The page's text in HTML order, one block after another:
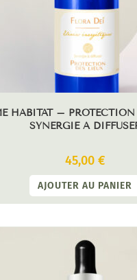
HABITAT –
SYNERGIE À
45,00 €
AJOUTER AU PANIER